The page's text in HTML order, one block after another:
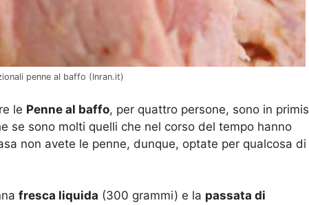
penne al baffo (Inran.it)
le Penne al baffo, per quattro persone, sono in primis
se sono molti quelli che nel corso del tempo hanno
non avete le penne, dunque, optate per qualcosa di
fresca liquida (300 grammi) e la passata di